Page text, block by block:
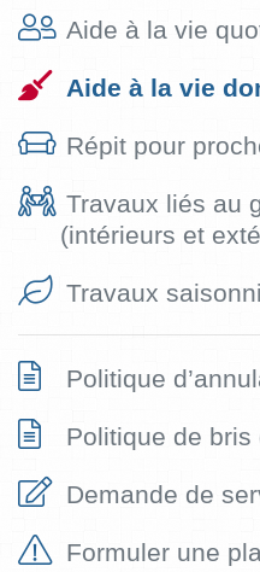
Aide à la vie
Aide à la vie
Répit pour
Travaux liés au
(intérieurs et
Travaux
Politique
Politique de bris
Demande de
Formuler une